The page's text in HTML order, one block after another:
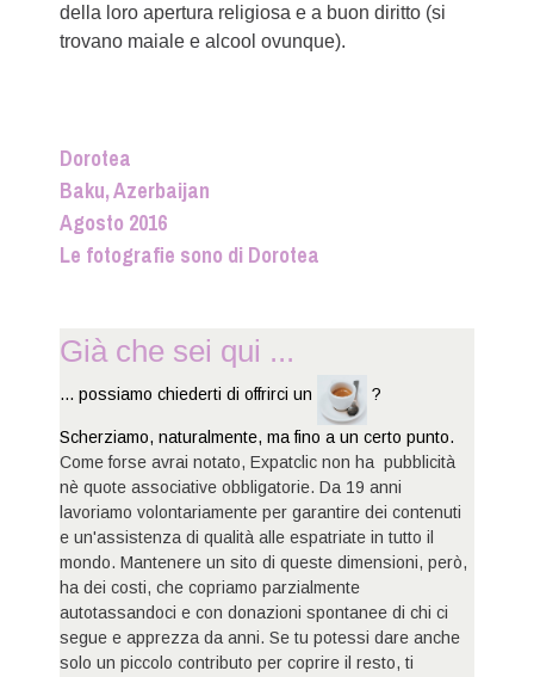
della loro apertura religiosa e a buon diritto (si
trovano maiale e alcool ovunque).
Dorotea
Baku, Azerbaijan
Agosto 2016
Le fotografie sono di Dorotea
Già che sei qui ...
... possiamo chiederti di offrirci un ?
Scherziamo, naturalmente, ma fino a un certo punto.
Come forse avrai notato, Expatclic non ha pubblicità
nè quote associative obbligatorie. Da 19 anni
lavoriamo volontariamente per garantire dei contenuti
e un'assistenza di qualità alle espatriate in tutto il
mondo. Mantenere un sito di queste dimensioni, però,
ha dei costi, che copriamo parzialmente
autotassandoci e con donazioni spontanee di chi ci
segue e apprezza da anni. Se tu potessi dare anche
solo un piccolo contributo per coprire il resto, ti